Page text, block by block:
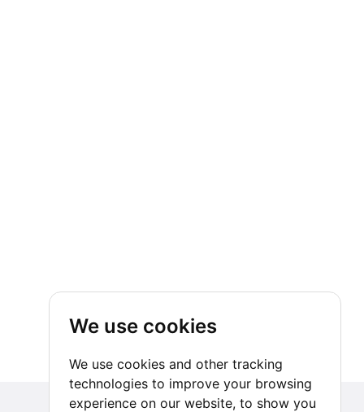
We use cookies
We use cookies and other tracking
technologies to improve your browsing
experience on our website, to show you